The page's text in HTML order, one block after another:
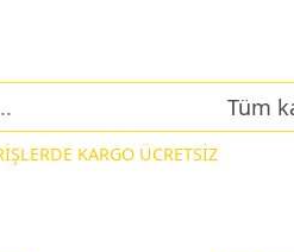
KARGO ÜCRETSİZ